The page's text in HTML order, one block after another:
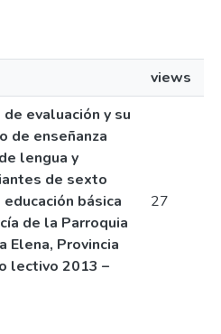
views
evaluación y su
de enseñanza
lengua y
de sexto
básica
de la Parroquia
Elena, Provincia
lectivo 2013 –
27